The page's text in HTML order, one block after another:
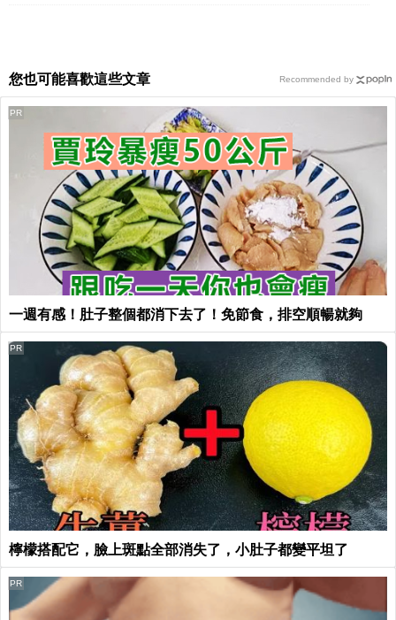
您也可能喜歡這些文章
一週有感！肚子整個都消下去了！免節食，排空順暢就夠
PR
檸檬搭配它，臉上斑點全部消失了，小肚子都變平坦了
PR
PR
Recommended by